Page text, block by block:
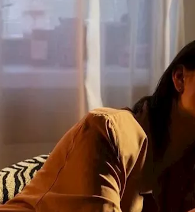
يحذرون من أن هذا السلوك قد يؤدي إلى تحفيز مفرط